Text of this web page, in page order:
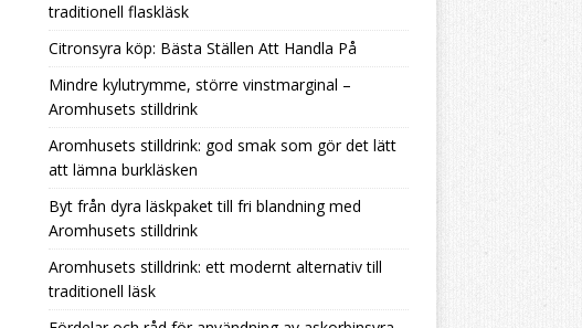
traditionell flaskläsk
Citronsyra köp: Bästa Ställen Att Handla På
Mindre kylutrymme, större vinstmarginal –
Aromhusets stilldrink
Aromhusets stilldrink: god smak som gör det lätt
att lämna burkläsken
Byt från dyra läskpaket till fri blandning med
Aromhusets stilldrink
Aromhusets stilldrink: ett modernt alternativ till
traditionell läsk